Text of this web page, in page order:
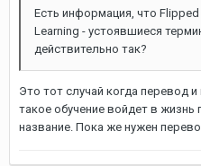
Есть информация, что
Learning - устоявшиеся
действительно так?
Это тот случай когда перевод
такое обучение войдет в жизнь
название. Пока же нужен